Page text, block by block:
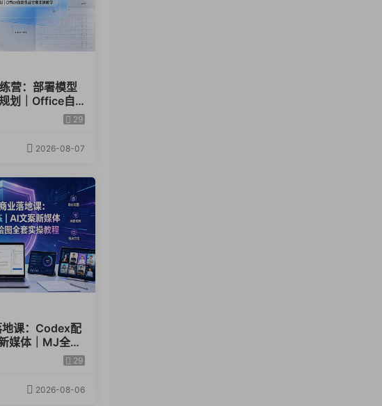
营：部署模型
划｜Office自
29
2026-08-07
课：Codex配
媒体｜MJ全品
29
2026-08-06